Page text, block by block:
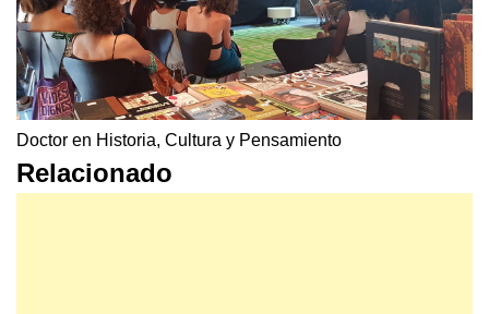
Doctor en Historia, Cultura y Pensamiento
Relacionado